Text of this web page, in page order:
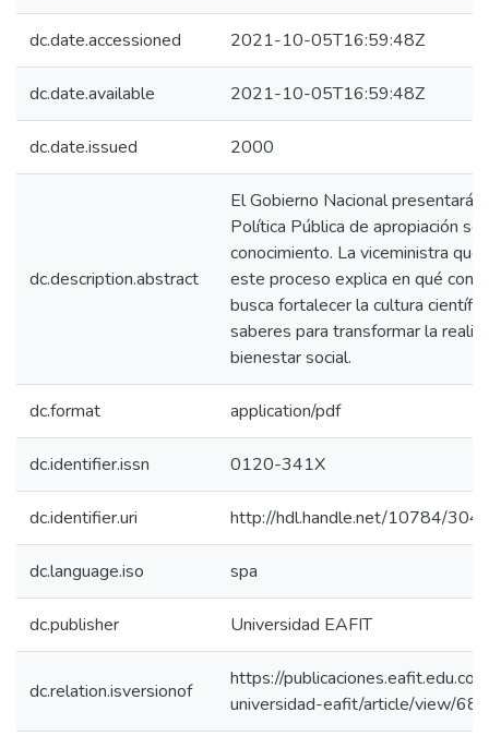
dc.date.accessioned 2021-10-05T16:59:48Z
dc.date.available 2021-10-05T16:59:48Z
dc.date.issued 2000
dc.description.abstract
El Gobierno Nacional presentará
Política Pública de apropiación
conocimiento. La viceministra
este proceso explica en qué
busca fortalecer la cultura
saberes para transformar la
bienestar social.
dc.format application/pdf
dc.identifier.issn 0120-341X
dc.identifier.uri http://hdl.handle.net/10784/
dc.language.iso spa
dc.publisher Universidad EAFIT
dc.relation.isversionof
https://publicaciones.eafit.edu.co/
universidad-eafit/article/view/